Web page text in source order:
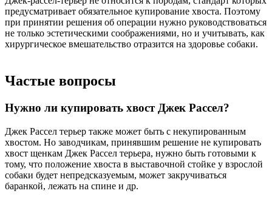
предусматривает обязательное купирование хвоста. Поэтому
при принятии решения об операции нужно руководствоваться
не только эстетическими соображениями, но и учитывать, как
хирургическое вмешательство отразится на здоровье собаки.
Частые вопросы
Нужно ли купировать хвост Джек Рассел?
Джек Рассел терьер также может быть с некупированным
хвостом. Но заводчикам, принявшим решение не купировать
хвост щенкам Джек Рассел терьера, нужно быть готовыми к
тому, что положение хвоста в выставочной стойке у взрослой
собаки будет непредсказуемым, может закручиваться
баранкой, лежать на спине и др.